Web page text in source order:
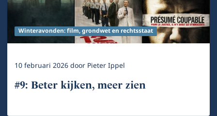
Winteravonden: film, grondwet en rechtsstaat
10 februari 2026door Pieter Ippel
#9: Beter kijken, meer zien